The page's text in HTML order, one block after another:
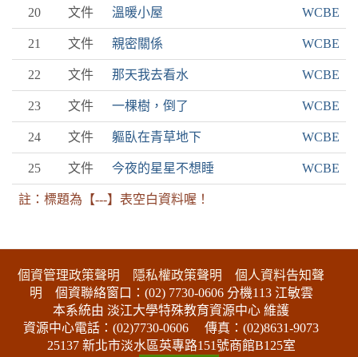
20 文件 溫暖小屋 WCBE
21 文件 親密關係 WCBE
22 文件 那天我去看水 WCBE
23 文件 一棵樹，倒了 WCBE
24 文件 軀臥在青草地下 WCBE
25 文件 今夜的星星不想睡 WCBE
註：標題為【---】表空白資料喔！
個資管理政策聲明 隱私權政策聲明
個人資料告知聲
明 個資聯絡窗口：(02) 7730-0606 分機113 江敏雲
本系統由 淡江大學特殊教育資源中心 維護
資源中心電話：(02)7730-0606
傳真：(02)8631-9073
25137 新北市淡水區英專路151號商館B125室